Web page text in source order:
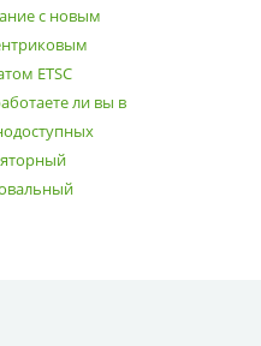
с новым
ETSC
ли вы в